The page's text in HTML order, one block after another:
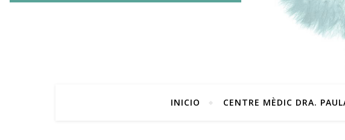
INICIO CENTRE MÈDIC DRA.